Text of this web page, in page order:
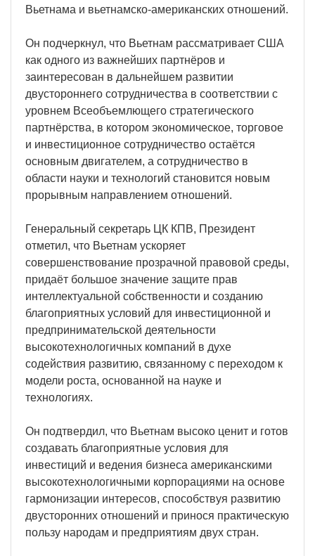
Вьетнама и вьетнамско-американских отношений.
Он подчеркнул, что Вьетнам рассматривает США
как одного из важнейших партнёров и
заинтересован в дальнейшем развитии
двустороннего сотрудничества в соответствии с
уровнем Всеобъемлющего стратегического
партнёрства, в котором экономическое, торговое
и инвестиционное сотрудничество остаётся
основным двигателем, а сотрудничество в
области науки и технологий становится новым
прорывным направлением отношений.
Генеральный секретарь ЦК КПВ, Президент
отметил, что Вьетнам ускоряет
совершенствование прозрачной правовой среды,
придаёт большое значение защите прав
интеллектуальной собственности и созданию
благоприятных условий для инвестиционной и
предпринимательской деятельности
высокотехнологичных компаний в духе
содействия развитию, связанному с переходом к
модели роста, основанной на науке и
технологиях.
Он подтвердил, что Вьетнам высоко ценит и готов
создавать благоприятные условия для
инвестиций и ведения бизнеса американскими
высокотехнологичными корпорациями на основе
гармонизации интересов, способствуя развитию
двусторонних отношений и принося практическую
пользу народам и предприятиям двух стран.